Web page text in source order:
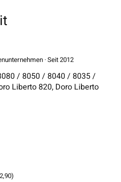
· Seit 2012
/ 8050 / 8040 / 8035 /
Liberto 820, Doro Liberto